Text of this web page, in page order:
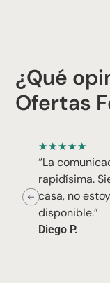
¿Qué
Ofertas
★★★★★
“La
rapidísima.
casa, no
disponible.”
Diego P.